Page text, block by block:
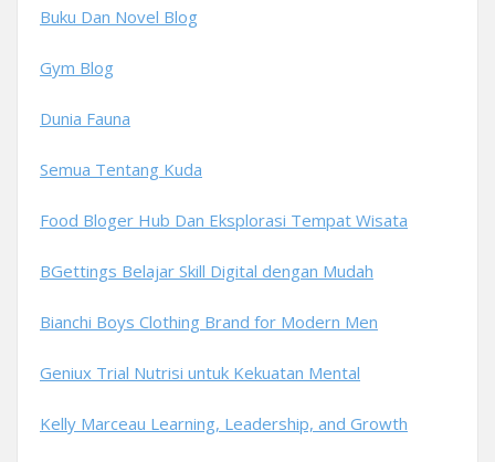
Buku Dan Novel Blog
Gym Blog
Dunia Fauna
Semua Tentang Kuda
Food Bloger Hub Dan Eksplorasi Tempat Wisata
BGettings Belajar Skill Digital dengan Mudah
Bianchi Boys Clothing Brand for Modern Men
Geniux Trial Nutrisi untuk Kekuatan Mental
Kelly Marceau Learning, Leadership, and Growth